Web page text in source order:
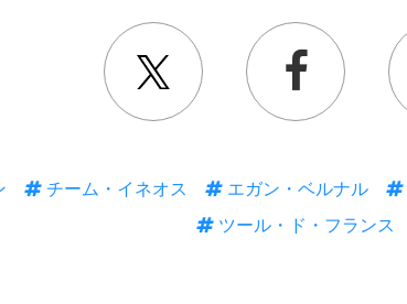
チーム・イネオス エガン・ベルナル
ツール・ド・フランス